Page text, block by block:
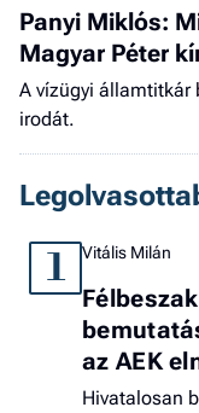
Panyi Miklós:
Magyar Péter
A vízügyi államtitkár
irodát.
1 Vitális Milán
az AEK
Hivatalosan